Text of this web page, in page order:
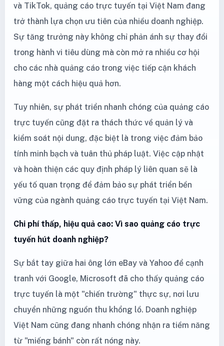
và TikTok, quảng cáo trực tuyến tại Việt Nam đang
trở thành lựa chọn ưu tiên của nhiều doanh nghiệp.
Sự tăng trưởng này không chỉ phản ánh sự thay đổi
trong hành vi tiêu dùng mà còn mở ra nhiều cơ hội
cho các nhà quảng cáo trong việc tiếp cận khách
hàng một cách hiệu quả hơn.
Tuy nhiên, sự phát triển nhanh chóng của quảng cáo
trực tuyến cũng đặt ra thách thức về quản lý và
kiểm soát nội dung, đặc biệt là trong việc đảm bảo
tính minh bạch và tuân thủ pháp luật. Việc cập nhật
và hoàn thiện các quy định pháp lý liên quan sẽ là
yếu tố quan trọng để đảm bảo sự phát triển bền
vững của ngành quảng cáo trực tuyến tại Việt Nam.
Chi phí thấp, hiệu quả cao: Vì sao quảng cáo trực
tuyến hút doanh nghiệp?
Sự bắt tay giữa hai ông lớn eBay và Yahoo để cạnh
tranh với Google, Microsoft đã cho thấy quảng cáo
trực tuyến là một "chiến trường" thực sự, nơi lưu
chuyển những nguồn thu khổng lồ. Doanh nghiệp
Việt Nam cũng đang nhanh chóng nhận ra tiềm năng
từ "miếng bánh" còn rất nóng này.